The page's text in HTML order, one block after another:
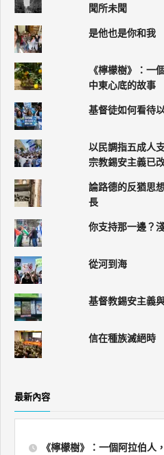
聞所未聞
是他也是你和我
《檸檬樹》：一
中東心底的故事
基督徒如何看待
以民調指五成人
宗教錫安主義已
論路德的反猶思
長
你支持那一邊？
從河到海
基督教錫安主義
信在種族滅絕時
最新內容
《檸檬樹》：一個阿拉伯人